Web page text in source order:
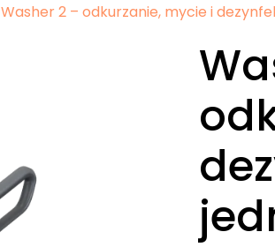
Washer 2 – odkurzanie, mycie i